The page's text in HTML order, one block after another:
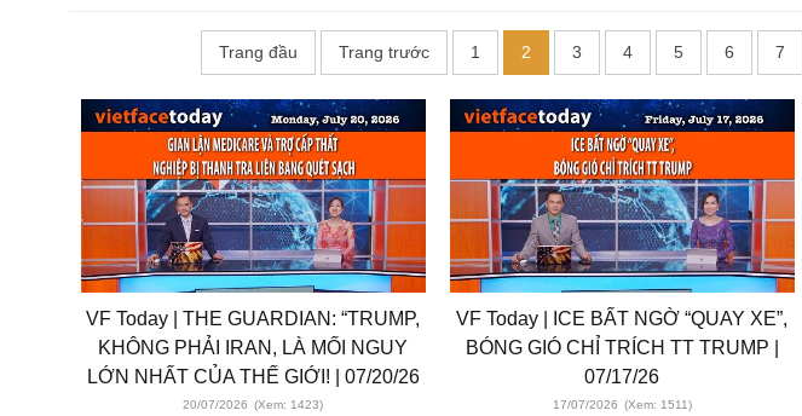
Trang đầu Trang trước 1 2 3 4 5 6 7
VF Today | THE GUARDIAN: “TRUMP,
KHÔNG PHẢI IRAN, LÀ MỐI NGUY
LỚN NHẤT CỦA THẾ GIỚI! | 07/20/26
20/07/2026 (Xem: 1423)
VF Today | ICE BẤT NGỜ “QUAY XE”,
BÓNG GIÓ CHỈ TRÍCH TT TRUMP |
07/17/26
17/07/2026 (Xem: 1511)